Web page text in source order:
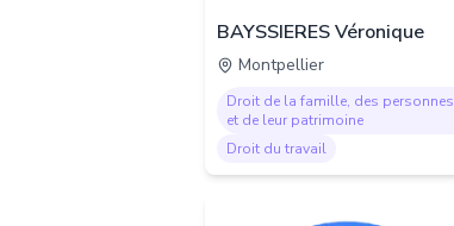
BAYSSIERES Véronique
Montpellier
Droit de la famille, des personnes
et de leur patrimoine
Droit du travail